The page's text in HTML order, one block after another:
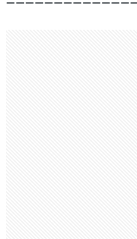
ーーーーーーーーーーーーー